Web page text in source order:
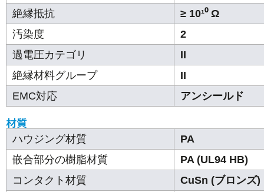
絶縁抵抗
≥ 10¹⁰ Ω
汚染度
2
過電圧カテゴリ
II
絶縁材料グループ
II
EMC対応
アンシールド
材質
ハウジング材質
PA
嵌合部分の樹脂材質
PA (UL94 HB)
コンタクト材質
CuSn (ブロンズ)